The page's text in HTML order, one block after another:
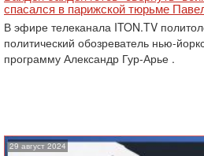
спасался в парижской тюрьме
В эфире телеканала ITON.TV
политический обозреватель нью-
программу Александр Гур-Арье .
29 август 2024